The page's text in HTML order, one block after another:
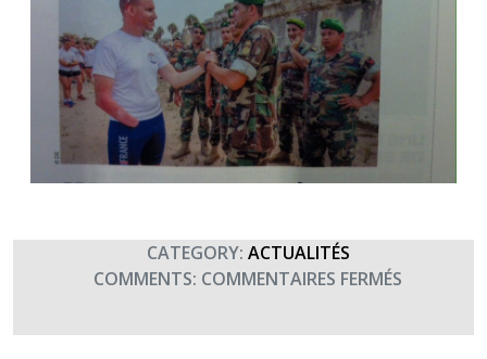
CATEGORY: ACTUALITÉS
COMMENTS: COMMENTAIRES FERMÉS
DE